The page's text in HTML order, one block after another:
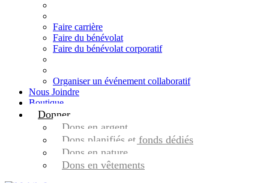
Faire carrière
Faire du bénévolat
Faire du bénévolat corporatif
Organiser un événement collaboratif
Nous Joindre
Boutique
Donner
Dons en argent
Dons planifiés et fonds dédiés
Dons en nature
Dons en vêtements